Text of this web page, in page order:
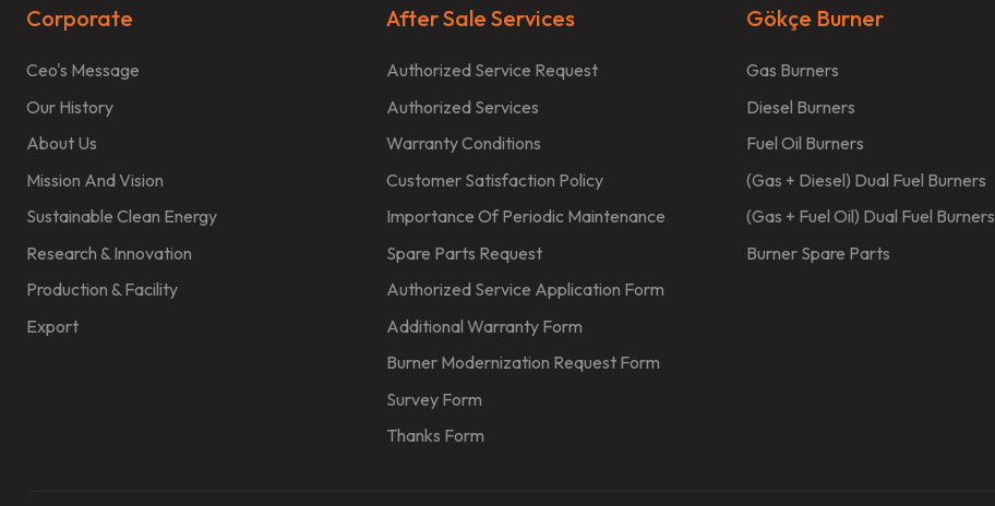
Corporate
Ceo's Message
Our History
About Us
Mission And Vision
Sustainable Clean Energy
Research & Innovation
Production & Facility
Export
After Sale Services
Authorized Service Request
Authorized Services
Warranty Conditions
Customer Satisfaction Policy
Importance Of Periodic Maintenance
Spare Parts Request
Authorized Service Application Form
Additional Warranty Form
Burner Modernization Request Form
Survey Form
Thanks Form
Gökçe Burner
Gas Burners
Diesel Burners
Fuel Oil Burners
(Gas + Diesel) Dual Fuel Burners
(Gas + Fuel Oil) Dual Fuel Burners
Burner Spare Parts